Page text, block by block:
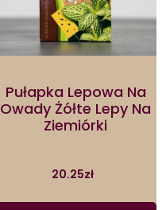
Pułapka Lepowa Na
Owady Żółte Lepy Na
Ziemiórki
20.25zł